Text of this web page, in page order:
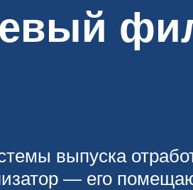
выпуска
— его